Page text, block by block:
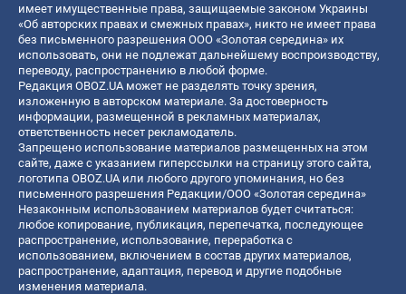
имеет имущественные права, защищаемые законом Украины
«Об авторских правах и смежных правах», никто не имеет права
без письменного разрешения ООО «Золотая середина» их
использовать, они не подлежат дальнейшему воспроизводству,
переводу, распространению в любой форме.
Редакция OBOZ.UA может не разделять точку зрения,
изложенную в авторском материале. За достоверность
информации, размещенной в рекламных материалах,
ответственность несет рекламодатель.
Запрещено использование материалов размещенных на этом
сайте, даже с указанием гиперссылки на страницу этого сайта,
логотипа OBOZ.UA или любого другого упоминания, но без
письменного разрешения Редакции/ООО «Золотая середина»
Незаконным использованием материалов будет считаться:
любое копирование, публикация, перепечатка, последующее
распространение, использование, переработка с
использованием, включением в состав других материалов,
распространение, адаптация, перевод и другие подобные
изменения материала.